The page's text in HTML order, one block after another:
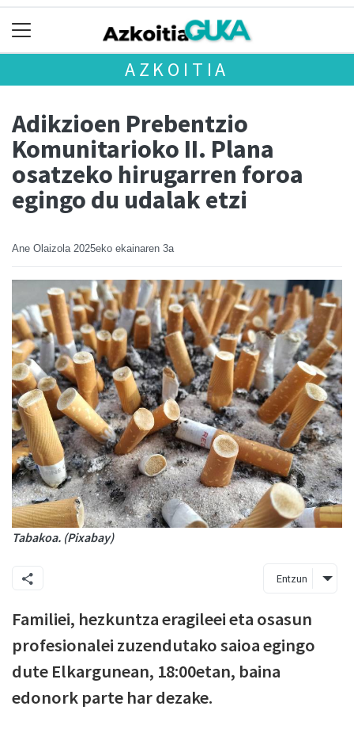
AZKOITIA
Adikzioen Prebentzio
Komunitarioko II. Plana
osatzeko hirugarren foroa
egingo du udalak etzi
Ane Olaizola 2025eko ekainaren 3a
Tabakoa. (Pixabay)
Entzun
Familiei, hezkuntza eragileei eta osasun
profesionalei zuzendutako saioa egingo
dute Elkargunean, 18:00etan, baina
edonork parte har dezake.